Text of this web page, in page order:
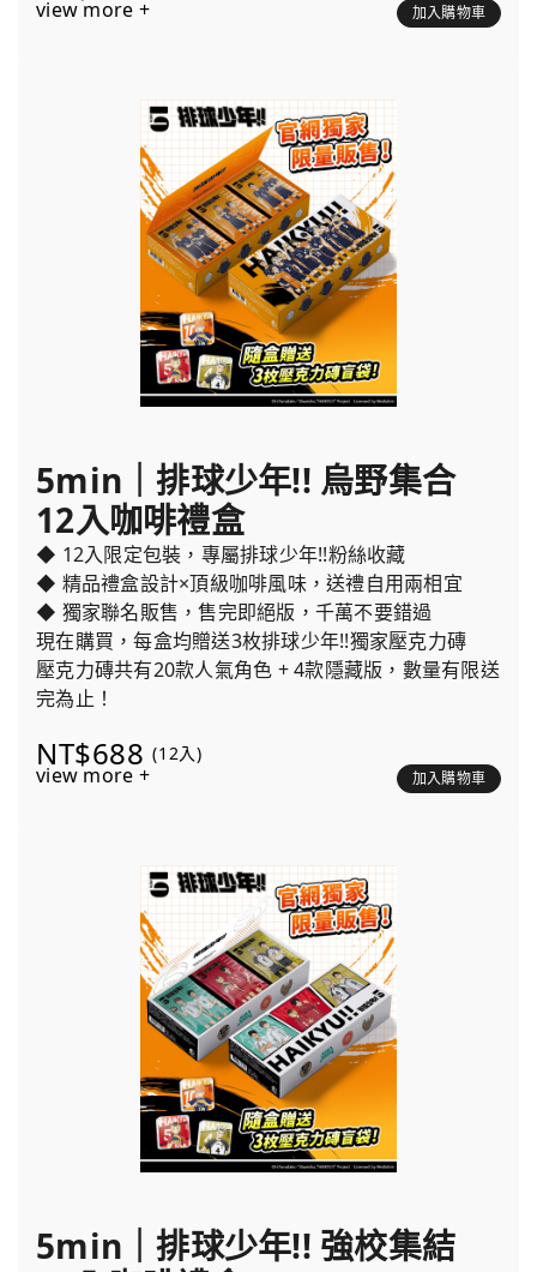
view more + 加入購物車
5min｜排球少年!! 烏野集合
12入咖啡禮盒
◆ 12入限定包裝，專屬排球少年!!粉絲收藏
◆ 精品禮盒設計×頂級咖啡風味，送禮自用兩相宜
◆ 獨家聯名販售，售完即絕版，千萬不要錯過
現在購買，每盒均贈送3枚排球少年!!獨家壓克力磚
壓克力磚共有20款人氣角色 + 4款隱藏版，數量有限送
完為止！
NT$688 (12入)
view more + 加入購物車
5min｜排球少年!! 強校集結